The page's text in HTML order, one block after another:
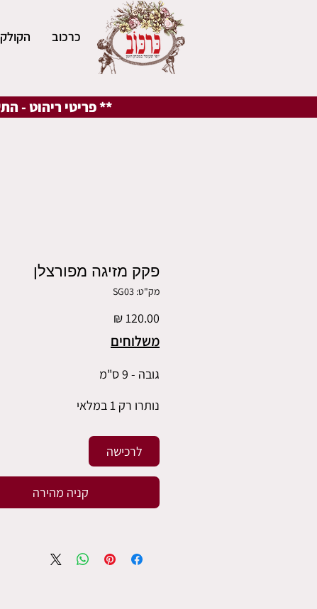
כרכוב
** פריטי ריהוט -
פקק מזיגה מפורצלן
מק"ט: SG03
משלוחים
גובה - 9 ס"מ
נותרו רק 1 במלאי
לרכישה
קניה מהירה